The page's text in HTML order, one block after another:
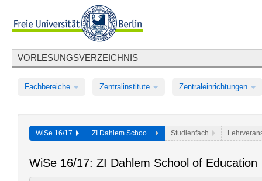
VORLESUNGSVERZEICHNIS
Fachbereiche Zentralinstitute Zentraleinrichtungen
WiSe 16/17 ZI Dahlem Schoo... Studienfach
WiSe 16/17: ZI Dahlem School of Education